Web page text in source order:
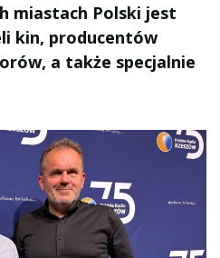
miastach Polski jest
kin, producentów
a także specjalnie